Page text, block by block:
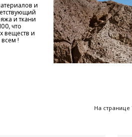
и
и ткани
что
веществ и
!
На странице